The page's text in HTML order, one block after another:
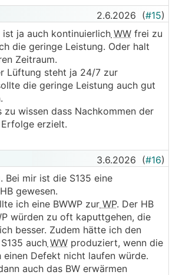
2.6.2026 (#15)
ist ja auch kontinuierlich WW frei zu
die geringe Leistung. Oder halt
Zeitraum.
Lüftung steht ja 24/7 zur
die geringe Leistung auch gut
zu wissen dass Nachkommen der
erzielt.
3.6.2026 (#16)
Bei mir ist die S135 eine
gewesen.
ich eine BWWP zur WP. Der HB
würden zu oft kaputtgehen, die
besser. Zudem hätte ich den
auch WW produziert, wenn die
einen Defekt nicht laufen würde.
auch das BW erwärmen